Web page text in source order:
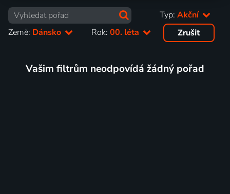
Typ: Akční
Země: Dánsko Rok:00. léta Zrušit
Vašim filtrům neodpovídá žádný pořad